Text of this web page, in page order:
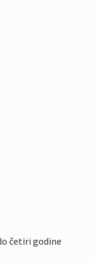
četiri godine